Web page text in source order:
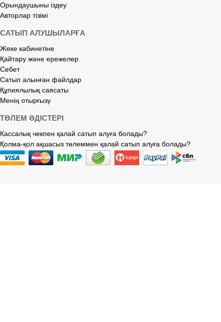
Орындаушыны іздеу
Авторлар тізімі
САТЫП АЛУШЫЛАРҒА
Жеке кабинетіне
Қайтару және ережелер
Себет
Сатып алынған файлдар
Құпиялылық саясаты
Менің отырғызу
ТӨЛЕМ ӘДІСТЕРІ
Кассалық чекпен қалай сатып алуға болады?
Қолма-қол ақшасыз төлеммен қалай сатып алуға болады?